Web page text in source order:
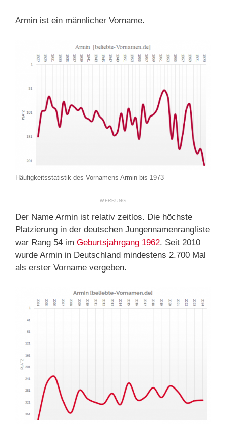
Armin ist ein männlicher Vorname.
Häufigkeitsstatistik des Vornamens Armin bis 1973
Der Name Armin ist relativ zeitlos. Die höchste
Platzierung in der deutschen Jungennamenrangliste
war Rang 54 im Geburtsjahrgang 1962. Seit 2010
wurde Armin in Deutschland mindestens 2.700 Mal
als erster Vorname vergeben.